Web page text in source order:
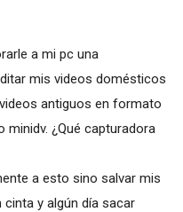
a mi pc una
mis videos domésticos
antiguos en formato
¿Qué capturadora
a esto sino salvar mis
y algún día sacar